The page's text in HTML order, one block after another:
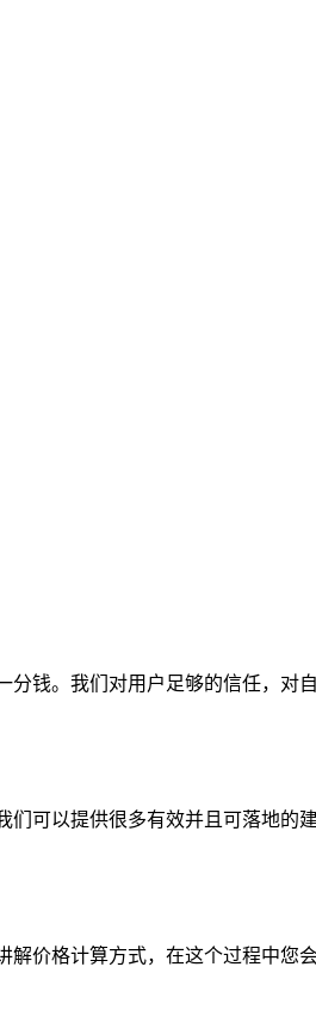
钱。我们对用户足够的信任，对
可以提供很多有效并且可落地的
价格计算方式，在这个过程中您